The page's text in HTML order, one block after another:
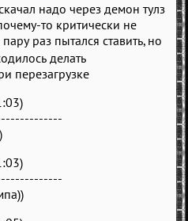
надо через демон тулз
то критически не
пару раз пытался ставить, но
делать
перезагрузке